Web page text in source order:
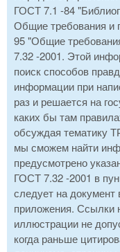
ГОСТ 7.1 -84
Общие требования и
95 "Общие
7.32 -2001. Этой
поиск способов
информации при
раз и решается на
каких бы там
обсуждая тематику
мы сможем найти
предусмотрено
ГОСТ 7.32 -2001 в
следует на
приложения. Ссылки
иллюстрации не
когда раньше